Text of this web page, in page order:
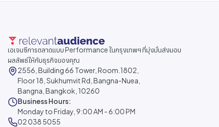
เอเจนซีการตลาดแบบ Performance ในกรุงเทพฯ ที่มุ่งมั่นส่งมอบ
ผลลัพธ์ให้กับธุรกิจของคุณ
2556, Building 66 Tower, Room.1802,
Floor 18, Sukhumvit Rd, Bangna-Nuea,
Bangna, Bangkok, 10260
Business Hours:
Monday to Friday, 9:00 AM - 6:00 PM
02 038 5055